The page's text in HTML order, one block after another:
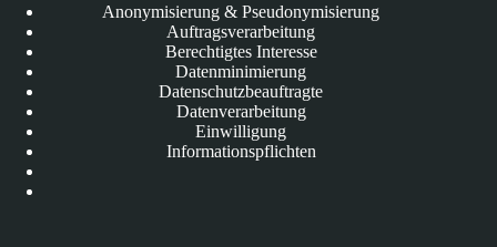
Anonymisierung & Pseudonymisierung
Auftragsverarbeitung
Berechtigtes Interesse
Datenminimierung
Datenschutzbeauftragte
Datenverarbeitung
Einwilligung
Informationspflichten